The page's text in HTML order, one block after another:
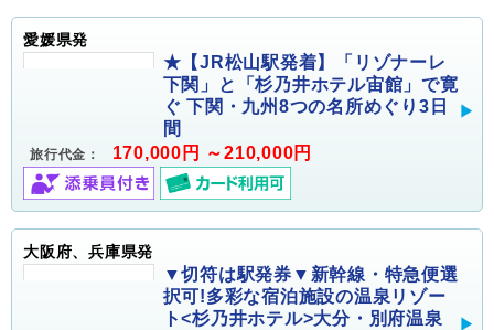
愛媛県発
★【JR松山駅発着】「リゾナーレ
下関」と「杉乃井ホテル宙館」で寛
ぐ 下関・九州8つの名所めぐり3日
間
旅行代金： 170,000円 ～210,000円
大阪府、兵庫県発
▼切符は駅発券▼新幹線・特急便選
択可!多彩な宿泊施設の温泉リゾー
ト<杉乃井ホテル>大分・別府温泉